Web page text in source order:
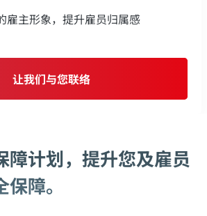
雇主形象，提升雇员归属感
让我们与您联络
障计划，提升您及雇员
障。